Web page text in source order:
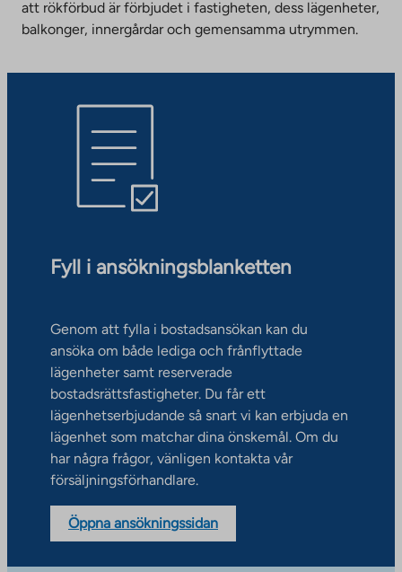
att rökförbud är förbjudet i fastigheten, dess lägenheter,
balkonger, innergårdar och gemensamma utrymmen.
Fyll i ansökningsblanketten
Genom att fylla i bostadsansökan kan du
ansöka om både lediga och frånflyttade
lägenheter samt reserverade
bostadsrättsfastigheter. Du får ett
lägenhetserbjudande så snart vi kan erbjuda en
lägenhet som matchar dina önskemål. Om du
har några frågor, vänligen kontakta vår
försäljningsförhandlare.
Öppna ansökningssidan